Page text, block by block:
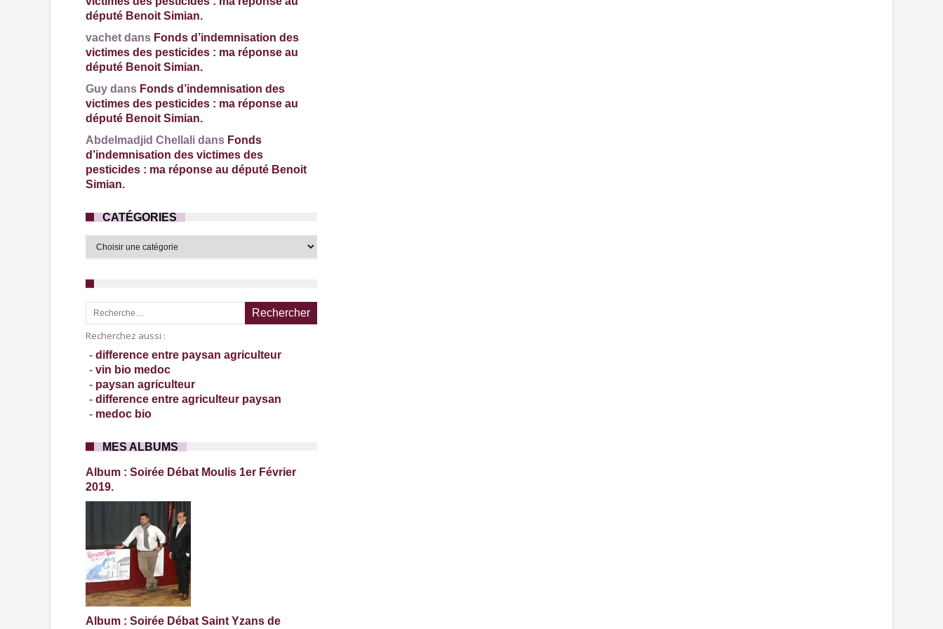
député Benoit Simian.
vachet dans Fonds d’indemnisation des
victimes des pesticides : ma réponse au
député Benoit Simian.
Guy dans Fonds d’indemnisation des
victimes des pesticides : ma réponse au
député Benoit Simian.
Abdelmadjid Chellali dans Fonds
d’indemnisation des victimes des
pesticides : ma réponse au député Benoit
Simian.
CATÉGORIES
Recherche pour :
Recherchez aussi :
- difference entre paysan agriculteur
- vin bio medoc
- paysan agriculteur
- difference entre agriculteur paysan
- medoc bio
MES ALBUMS
Album : Soirée Débat Moulis 1er Février
2019.
Album : Soirée Débat Saint Yzans de